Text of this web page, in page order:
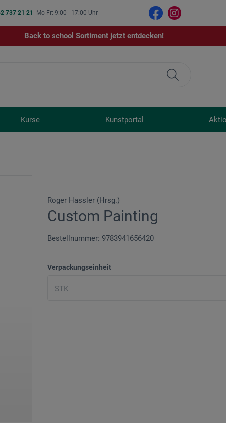
737 21 21 Mo-Fr: 9:00 - 17:00 Uhr
Back to school Sortiment jetzt entdecken!
Kurse Kunstportal
Roger Hassler (Hrsg.)
Custom Painting
Bestellnummer: 9783941656420
Verpackungseinheit